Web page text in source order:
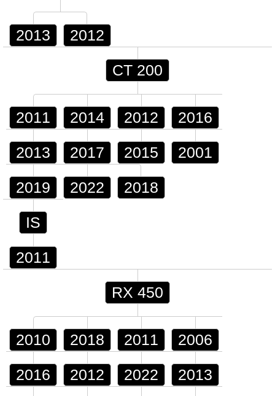
2013 2012
CT 200
2011 2014 2012 2016
2013 2017 2015 2001
2019 2022 2018
IS
2011
RX 450
2010 2018 2011 2006
2016 2012 2022 2013